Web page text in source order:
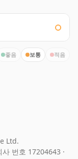
좋음 보통 적음
Ltd.
사 번호 17204643 ·